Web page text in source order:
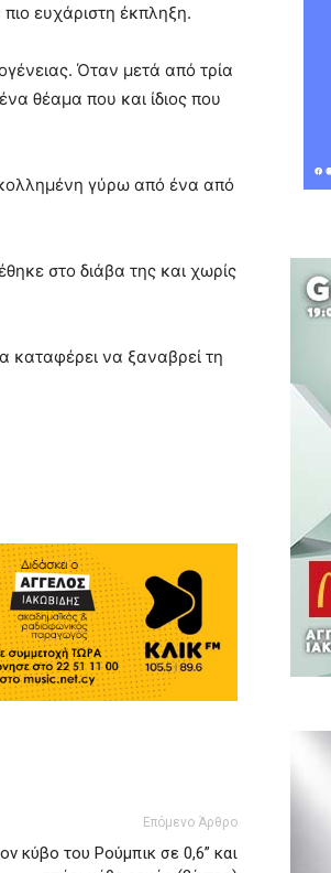
ευχάριστη έκπληξη.
Όταν μετά από τρία
θέαμα που και ίδιος που
γύρω από ένα από
στο διάβα της και χωρίς
καταφέρει να ξαναβρεί τη
Επόμενο Άρθρο
κύβο του Ρούμπικ σε 0,6” και